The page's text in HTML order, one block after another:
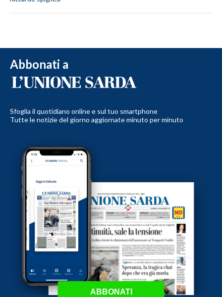
Abbonati a
Sfoglia il quotidiano online e sul tuo smartphone
Tutte le notizie del giorno aggiornate minuto per minuto
ABBONATI